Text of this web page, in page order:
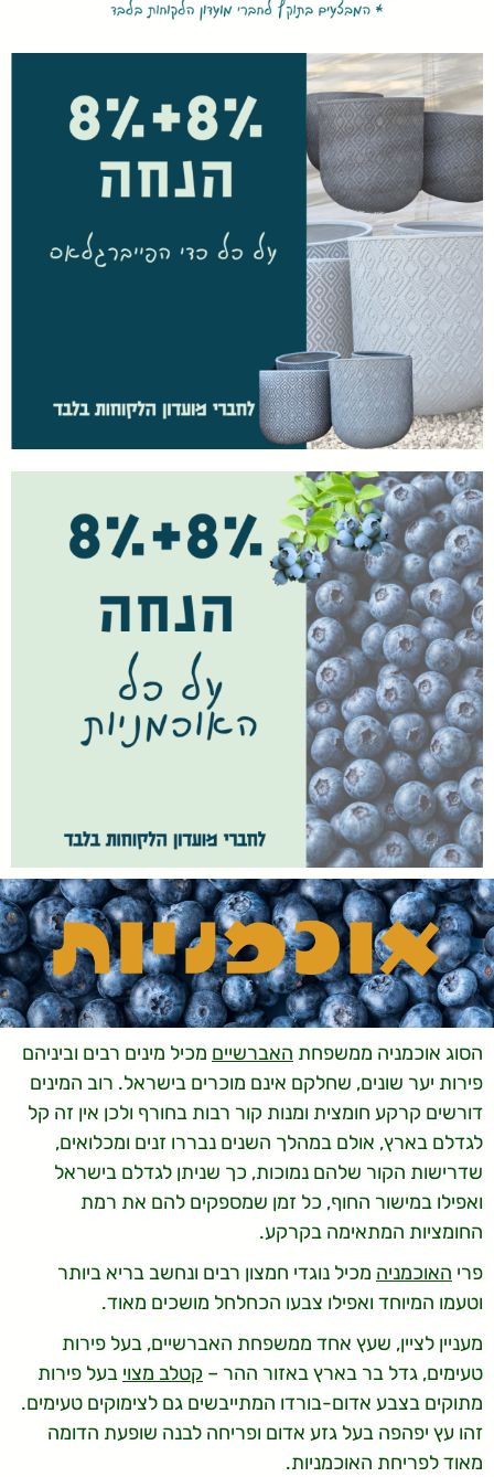
הסוג אוכמניה ממשפחת האברשיים מכיל מינים רבים וביניהם
פירות יער שונים, שחלקם אינם מוכרים בישראל. רוב המינים
דורשים קרקע חומצית ומנות קור רבות בחורף ולכן אין זה קל
לגדלם בארץ, אולם במהלך השנים נבררו זנים ומכלואים,
שדרישות הקור שלהם נמוכות, כך שניתן לגדלם בישראל
ואפילו במישור החוף, כל זמן שמספקים להם את רמת
החומציות המתאימה בקרקע.
פרי האוכמניה מכיל נוגדי חמצון רבים ונחשב בריא ביותר
וטעמו המיוחד ואפילו צבעו הכחלחל מושכים מאוד.
מעניין לציין, שעץ אחד ממשפחת האברשיים, בעל פירות
טעימים, גדל בר בארץ באזור ההר – קטלב מצוי בעל פירות
מתוקים בצבע אדום-בורדו המתייבשים גם לצימוקים טעימים.
זהו עץ יפהפה בעל גזע אדום ופריחה לבנה שופעת הדומה
מאוד לפריחת האוכמניות.